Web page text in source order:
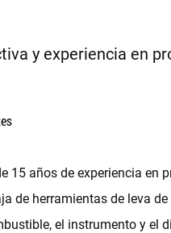
y experiencia en
15 años de experiencia en
de herramientas de leva
el instrumento y el